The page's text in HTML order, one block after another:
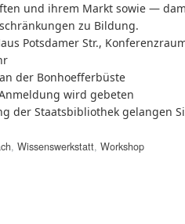
und ihrem Markt sowie —
zu Bildung.
Potsdamer Str.,
der Bonhoefferbüste
wird gebeten
der Staatsbibliothek gelangen
, Wissenswerkstatt, Workshop